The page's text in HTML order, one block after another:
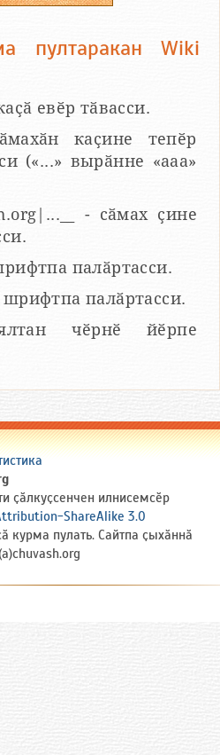
пултаракан Wiki
евӗр тӑвасси.
каҫине тепӗр
(«...» вырӑнне «ааа»
- сӑмах ҫине
палӑртасси.
шрифтпа палӑртасси.
чӗрнӗ йӗрпе
ҫӑлкуҫсенчен илнисемсӗр
ShareAlike 3.0
курма пулать. Сайтпа ҫыхӑннӑ